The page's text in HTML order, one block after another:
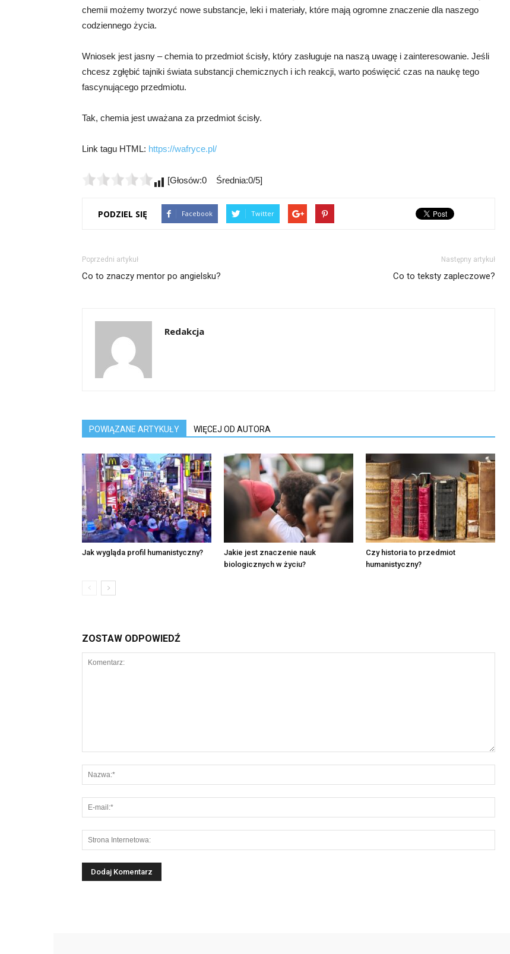
chemii możemy tworzyć nowe substancje, leki i materiały, które mają ogromne znaczenie dla naszego
codziennego życia.
Wniosek jest jasny – chemia to przedmiot ścisły, który zasługuje na naszą uwagę i zainteresowanie. Jeśli
chcesz zgłębić tajniki świata substancji chemicznych i ich reakcji, warto poświęcić czas na naukę tego
fascynującego przedmiotu.
Tak, chemia jest uważana za przedmiot ścisły.
Link tagu HTML: https://wafryce.pl/
[Głosów:0 Średnia:0/5]
PODZIEL SIĘ Facebook Twitter
Poprzedni artykuł
Co to znaczy mentor po angielsku?
Następny artykuł
Co to teksty zapleczowe?
Redakcja
POWIĄZANE ARTYKUŁY WIĘCEJ OD AUTORA
Jak wygląda profil humanistyczny?
Jakie jest znaczenie nauk
biologicznych w życiu?
Czy historia to przedmiot
humanistyczny?
ZOSTAW ODPOWIEDŹ